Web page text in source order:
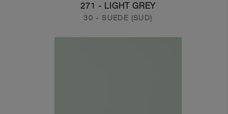
271 - LIGHT GREY
30 - SUEDE (SUD)